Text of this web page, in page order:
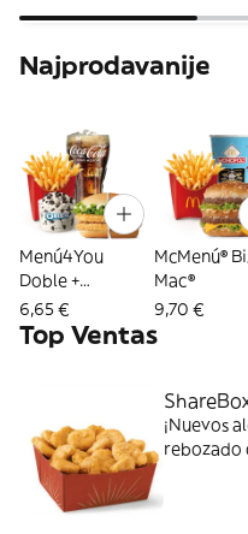
Najprodavanije
Menú4You
Doble +
Complemento
6,65 €
McMenú®
Mac®
9,70 €
Top Ventas
¡Nuevos
rebozado